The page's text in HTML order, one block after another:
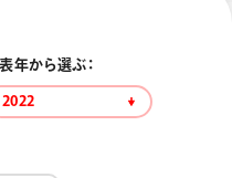
年から選ぶ：
2022